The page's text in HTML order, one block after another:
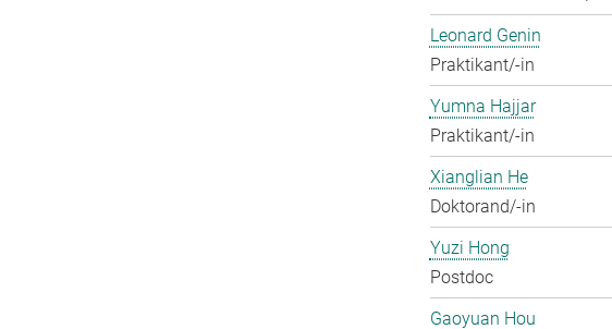
Leonard Genin
Praktikant/-in
Yumna Hajjar
Praktikant/-in
Xianglian He
Doktorand/-in
Yuzi Hong
Postdoc
Gaoyuan Hou